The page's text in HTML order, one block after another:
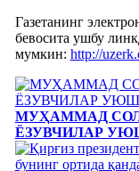
Газетанинг
бевосита ушбу
мумкин: http://
МУҲАММАД
ЁЗУВЧИЛАР